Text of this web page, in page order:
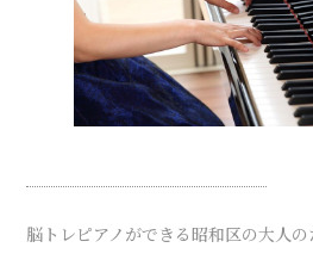
脳トレピアノができる昭和区の大人